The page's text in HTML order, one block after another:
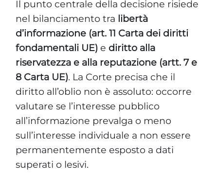
8 Carta UE) . La Corte precisa che il
diritto all’oblio non è assoluto: occorre
valutare se l’interesse pubblico
all’informazione prevalga o meno
sull’interesse individuale a non essere
permanentemente esposto a dati
superati o lesivi.
Da quel precedente è nato l’attuale
modulo di Google per la rimozione dei
risultati di ricerca, poi aggiornato nel
tempo per conformarsi al